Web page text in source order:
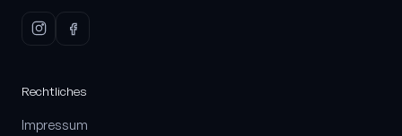
Rechtliches
Impressum